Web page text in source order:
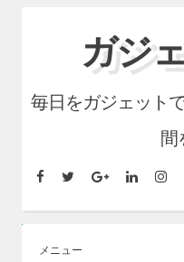
ン
キ
ガジ
毎日をガジェット
間
Facebook
TwitterGoogle+
メニュー